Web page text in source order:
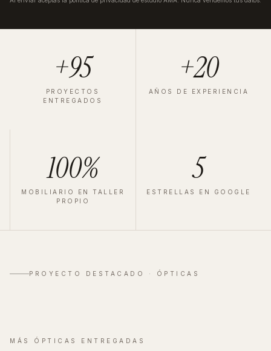
+95
PROYECTOS
ENTREGADOS
+20
AÑOS DE EXPERIENCIA
100%
MOBILIARIO EN TALLER
PROPIO
5
ESTRELLAS EN GOOGLE
PROYECTO DESTACADO · ÓPTICAS
Zeiss Valladolid
MÁS ÓPTICAS ENTREGADAS